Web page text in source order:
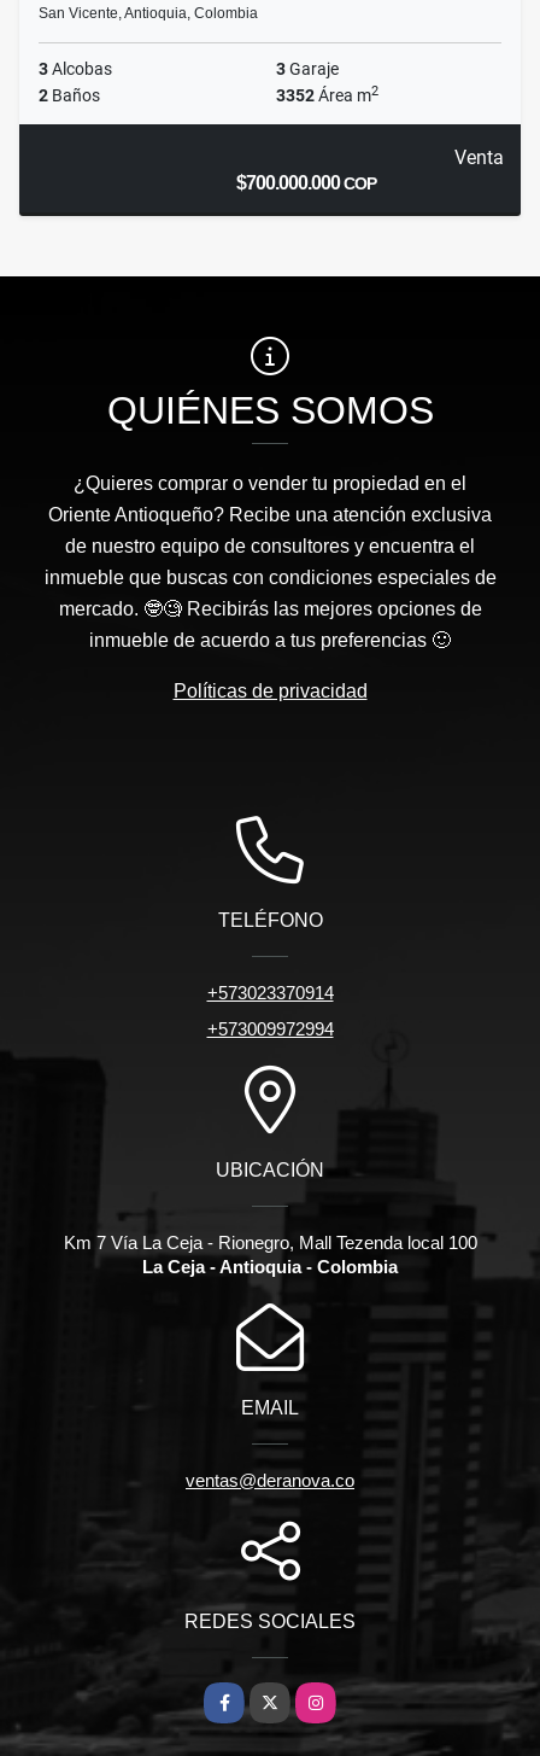
San Vicente, Antioquia, Colombia
3Alcobas 3Garaje
2 Baños 3352Área m2
Venta
$700.000.000COP
QUIÉNES SOMOS
¿Quieres comprar o vender tu propiedad en el
Oriente Antioqueño? Recibe una atención exclusiva
de nuestro equipo de consultores y encuentra el
inmueble que buscas con condiciones especiales de
mercado. 🤓🧐 Recibirás las mejores opciones de
inmueble de acuerdo a tus preferencias 🙂
Políticas de privacidad
TELÉFONO
+573023370914
+573009972994
UBICACIÓN
Km 7 Vía La Ceja - Rionegro, Mall Tezenda local 100
La Ceja - Antioquia - Colombia
EMAIL
ventas@deranova.co
REDES SOCIALES
Facebook
X Instagram